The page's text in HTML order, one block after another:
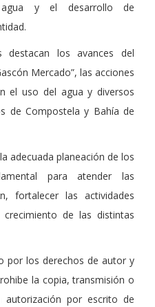
y el desarrollo de
destacan los avances del
Mercado”, las acciones
el uso del agua y diversos
de Compostela y Bahía de
adecuada planeación de los
para atender las
fortalecer las actividades
de las distintas
por los derechos de autor y
la copia, transmisión o
autorización por escrito de